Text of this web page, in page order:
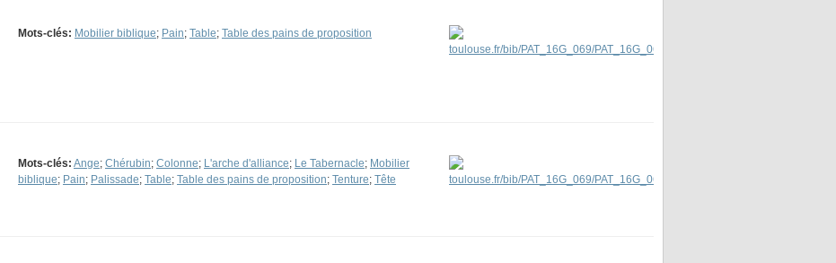
Mots-clés: Mobilier biblique; Pain; Table; Table des pains de proposition
Mots-clés: Ange; Chérubin; Colonne; L'arche d'alliance; Le Tabernacle; Mobilier
biblique; Pain; Palissade; Table; Table des pains de proposition; Tenture; Tête